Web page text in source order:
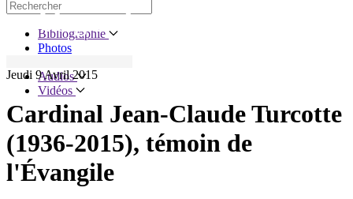
Bibliographie
Photos
Audios
Vidéos
Le blogue de Jacques Gauthier
Jeudi 9 Avril 2015
Cardinal Jean-Claude Turcotte
(1936-2015), témoin de
l'Évangile